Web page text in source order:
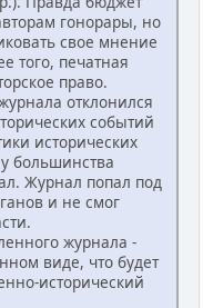
гонорары, но
свое мнение
того, печатная
право.
отклонился
событий
исторических
большинства
Журнал попал под
и не смог
журнала -
виде, что будет
исторический